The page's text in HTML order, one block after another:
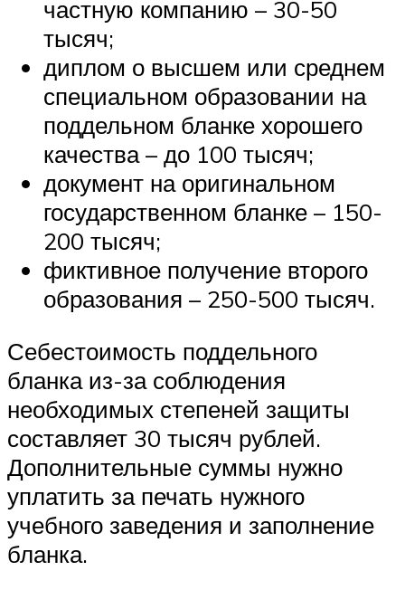
частную компанию – 30-50
тысяч;
диплом о высшем или среднем
специальном образовании на
поддельном бланке хорошего
качества – до 100 тысяч;
документ на оригинальном
государственном бланке – 150-
200 тысяч;
фиктивное получение второго
образования – 250-500 тысяч.
Себестоимость поддельного
бланка из-за соблюдения
необходимых степеней защиты
составляет 30 тысяч рублей.
Дополнительные суммы нужно
уплатить за печать нужного
учебного заведения и заполнение
бланка.